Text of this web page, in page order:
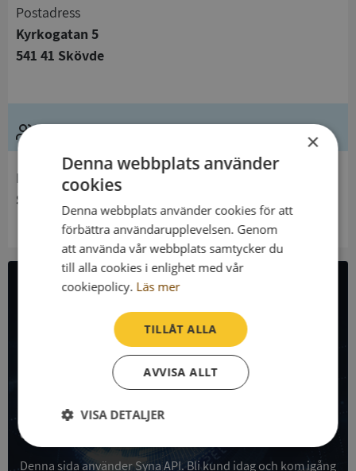
Postadress
Kyrkogatan 5
541 41 Skövde
Ledning
Innehavare
Skultorps församling
All företagsdata i API
Få all denna företagsinformation i Syna API
Syna API är ett blixtsnabbt API där du kan hämta
registrerade företagsuppgifter, betalningsanmärkningar,
skatteuppgifter och mycket mer på alla Sveriges företag
och personer.
Denna sida använder Syna API. Bli kund idag och kom igång
×
Denna webbplats använder
cookies
Denna webbplats använder cookies för att
förbättra användarupplevelsen. Genom
att använda vår webbplats samtycker du
till alla cookies i enlighet med vår
cookiepolicy. Läs mer
TILLÅT ALLA
AVVISA ALLT
VISA DETALJER
Strikt
nödvändigt
Prestanda Inriktning